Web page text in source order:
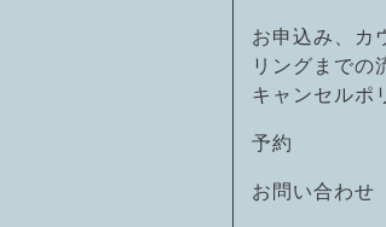
お申込み、カ
リングまでの
キャンセルポ
予約
お問い合わせ